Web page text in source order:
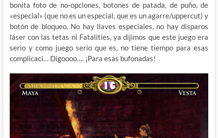
bonita foto de no-opciones, botones de patada, de puño, de
«especial» (que no es un especial, que es un agarre/uppercut) y
botón de bloqueo. No hay llaves especiales, no hay disparos
láser con las tetas ni Fatalities, ya dijimos que este juego era
serio y como juego serio que es, no tiene tiempo para esas
complicaci… Digoooo…. ¡Para esas bufonadas!